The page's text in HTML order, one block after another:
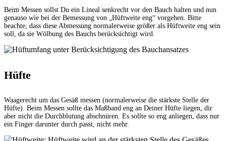
Beim Messen sollst Du ein Lineal senkrecht vor den Bauch halten und nun
genauso wie bei der Bemessung von „Hüftweite eng“ vorgehen. Bitte
beachte, dass diese Abmessung normalerweise größer als Hüftweite eng sein
soll, da sie Wölbung des Bauchs berücksichtigt wird.
Hüfte
Waagerecht um das Gesäß messen (normalerweise die stärkste Stelle der
Hüfte). Beim Messen sollte das Maßband eng an Deiner Hüfte liegen, dir
aber nicht die Durchblutung abschnüren. Es sollte so eng anliegen, dass nur
ein Finger darunter durch passt, nicht mehr.